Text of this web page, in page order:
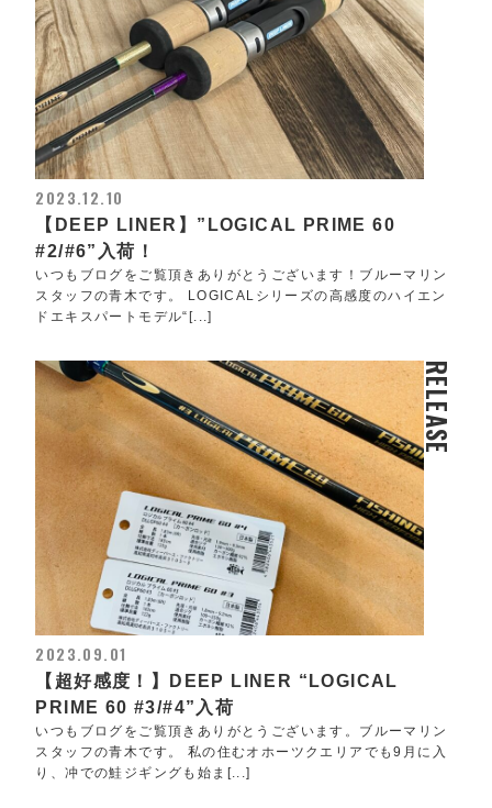
2023.12.10
【DEEP LINER】”LOGICAL PRIME 60
#2/#6”入荷！
いつもブログをご覧頂きありがとうございます！ブルーマリン
スタッフの青木です。 LOGICALシリーズの高感度のハイエン
ドエキスパートモデル“[...]
RELEASE
2023.09.01
【超好感度！】DEEP LINER “LOGICAL
PRIME 60 #3/#4”入荷
いつもブログをご覧頂きありがとうございます。ブルーマリン
スタッフの青木です。 私の住むオホーツクエリアでも9月に入
り、冲での鮭ジギングも始ま[...]